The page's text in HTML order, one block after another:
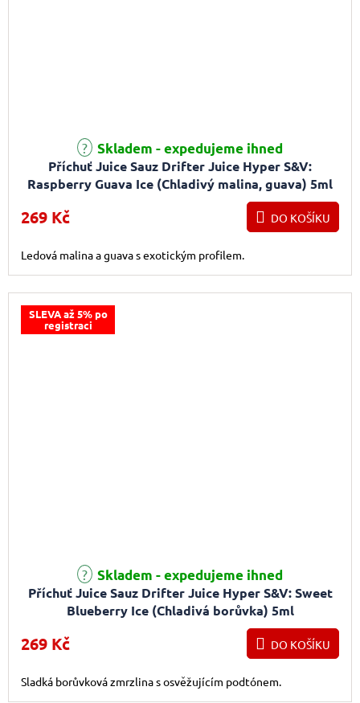
Příchuť Juice Sauz Drifter Juice Hyper S&V:
Raspberry Guava Ice (Chladivý malina, guava) 5ml
Skladem - expedujeme ihned
269 Kč DO KOŠÍKU
Ledová malina a guava s exotickým profilem.
SLEVA až 5% po
registraci
Příchuť Juice Sauz Drifter Juice Hyper S&V: Sweet
Blueberry Ice (Chladivá borůvka) 5ml
Skladem - expedujeme ihned
269 Kč DO KOŠÍKU
Sladká borůvková zmrzlina s osvěžujícím podtónem.